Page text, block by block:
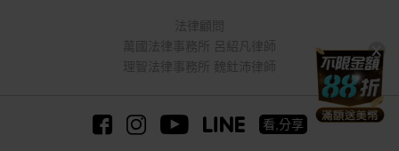
法律顧問
萬國法律事務所 呂紹凡律師
理智法律事務所 魏釷沛律師
看,分享